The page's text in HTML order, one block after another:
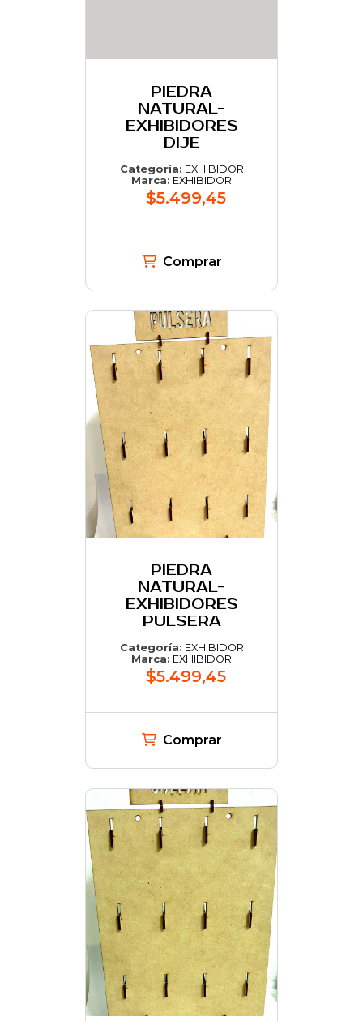
PIEDRA
NATURAL-
EXHIBIDORES
DIJE
Categoría: EXHIBIDOR
Marca: EXHIBIDOR
$5.499,45
Comprar
PIEDRA
NATURAL-
EXHIBIDORES
PULSERA
Categoría: EXHIBIDOR
Marca: EXHIBIDOR
$5.499,45
Comprar